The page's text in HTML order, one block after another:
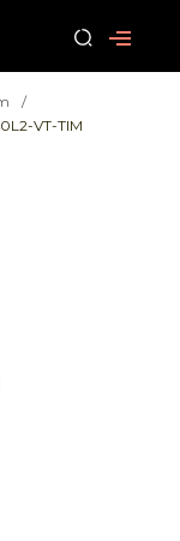
VT-TIM